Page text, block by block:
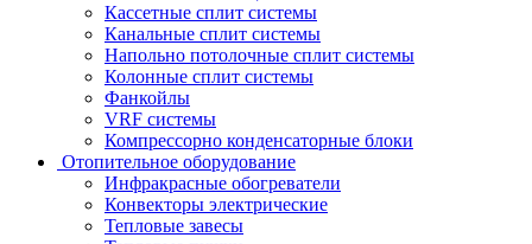
Кассетные сплит системы
Канальные сплит системы
Напольно потолочные сплит системы
Колонные сплит системы
Фанкойлы
VRF системы
Компрессорно конденсаторные блоки
Отопительное оборудование
Инфракрасные обогреватели
Конвекторы электрические
Тепловые завесы